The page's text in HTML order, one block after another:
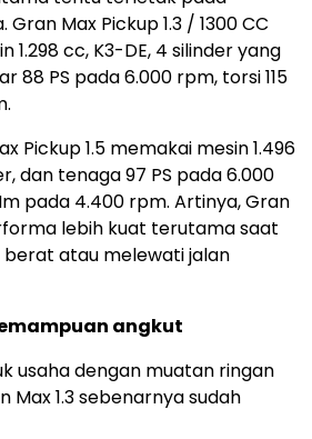
Max Pickup 1.3 / 1300 CC
1.298 cc, K3-DE, 4 silinder yang
88 PS pada 6.000 rpm, torsi 115
Pickup 1.5 memakai mesin 1.496
dan tenaga 97 PS pada 6.000
pada 4.400 rpm. Artinya, Gran
lebih kuat terutama saat
atau melewati jalan
angkut
usaha dengan muatan ringan
Max 1.3 sebenarnya sudah